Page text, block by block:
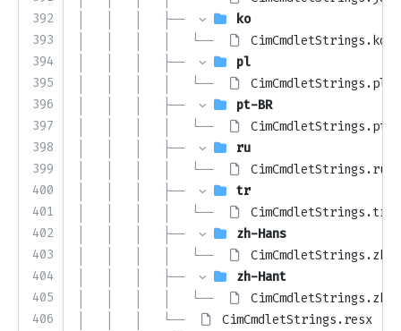
392
393
394
395
396
397
398
399
400
401
402
403
404
405
406
│   │   │   ├──
ko
│   │   │   │   └──
│   │   │   ├──
pl
│   │   │   │   └──
│   │   │   ├──
pt-BR
│   │   │   │   └──
CimCmdletStrings.pt-
│   │   │   ├──
ru
│   │   │   │   └──
│   │   │   ├──
tr
│   │   │   │   └──
│   │   │   ├──
zh-Hans
│   │   │   │   └──
CimCmdletStrings.zh-
│   │   │   ├──
zh-Hant
│   │   │   │   └──
CimCmdletStrings.zh-
│   │   │   └──
CimCmdletStrings.resx